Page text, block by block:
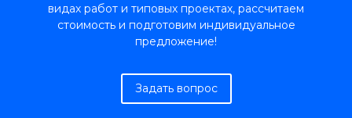
видах работ и типовых проектах, рассчитаем
стоимость и подготовим индивидуальное
предложение!
Задать вопрос